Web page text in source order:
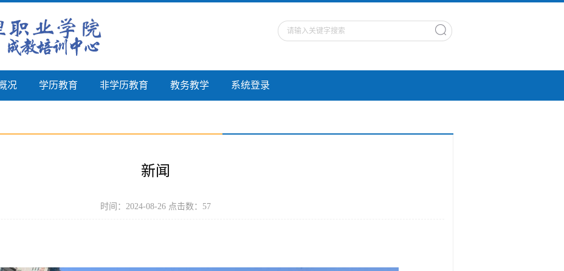
况 学历教育 非学历教育 教务教学 系统登录
新闻
时间：2024-08-26 点击数： 57